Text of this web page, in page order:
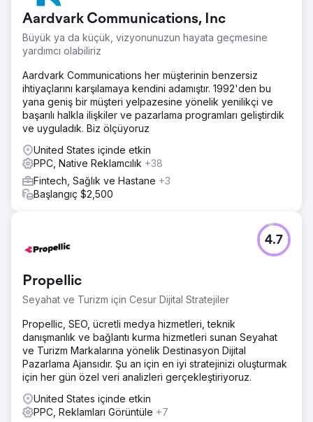
Aardvark Communications, Inc
Büyük ya da küçük, vizyonunuzun hayata geçmesine
yardımcı olabiliriz
Aardvark Communications her müşterinin benzersiz
ihtiyaçlarını karşılamaya kendini adamıştır. 1992'den bu
yana geniş bir müşteri yelpazesine yönelik yenilikçi ve
başarılı halkla ilişkiler ve pazarlama programları geliştirdik
ve uyguladık. Biz ölçüyoruz
United States içinde etkin
PPC, Native Reklamcılık +38
Fintech, Sağlık ve Hastane +3
Başlangıç $2,500
Propellic
Seyahat ve Turizm için Cesur Dijital Stratejiler
4.7
Propellic, SEO, ücretli medya hizmetleri, teknik
danışmanlık ve bağlantı kurma hizmetleri sunan Seyahat
ve Turizm Markalarına yönelik Destinasyon Dijital
Pazarlama Ajansıdır. Şu an için en iyi stratejinizi oluşturmak
için her gün özel veri analizleri gerçekleştiriyoruz.
United States içinde etkin
PPC, Reklamları Görüntüle +7